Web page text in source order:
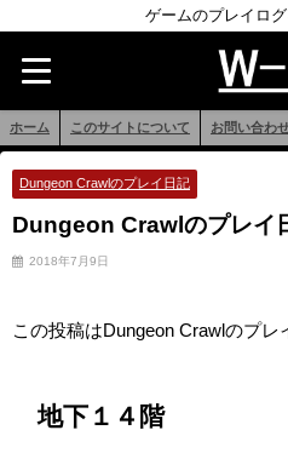
ゲームのプレイロ
ホーム このサイトについて お問い合わ
Dungeon Crawlのプレイ日記
Dungeon Crawlのプレイ
2018年7月9日
この投稿はDungeon Crawlのプレ
地下１４階